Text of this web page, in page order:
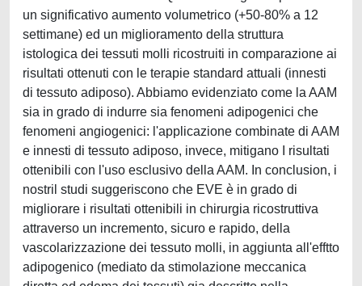
un significativo aumento volumetrico (+50-80% a 12
settimane) ed un miglioramento della struttura
istologica dei tessuti molli ricostruiti in comparazione ai
risultati ottenuti con le terapie standard attuali (innesti
di tessuto adiposo). Abbiamo evidenziato come la AAM
sia in grado di indurre sia fenomeni adipogenici che
fenomeni angiogenici: l'applicazione combinate di AAM
e innesti di tessuto adiposo, invece, mitigano I risultati
ottenibili con l'uso esclusivo della AAM. In conclusion, i
nostril studi suggeriscono che EVE è in grado di
migliorare i risultati ottenibili in chirurgia ricostruttiva
attraverso un incremento, sicuro e rapido, della
vascolarizzazione dei tessuto molli, in aggiunta all'efftto
adipogenico (mediato da stimolazione meccanica